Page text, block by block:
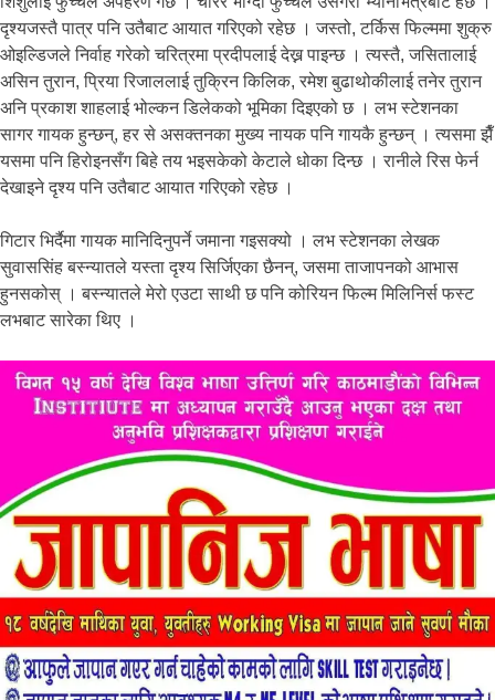
दृश्यजस्तै पात्र पनि उतैबाट आयात गरिएको रहेछ । जस्तो, टर्किस फिल्ममा शुक्रु
ओइल्डिजले निर्वाह गरेको चरित्रमा प्रदीपलाई देख्न पाइन्छ । त्यस्तै, जसितालाई
असिन तुरान, प्रिया रिजाललाई तुक्रिन किलिक, रमेश बुढाथोकीलाई तनेर तुरान
अनि प्रकाश शाहलाई भोल्कन डिलेकको भूमिका दिइएको छ । लभ स्टेशनका
सागर गायक हुन्छन्, हर से असक्तनका मुख्य नायक पनि गायकै हुन्छन् । त्यसमा झैँ
यसमा पनि हिरोइनसँग बिहे तय भइसकेको केटाले धोका दिन्छ । रानीले रिस फेर्न
देखाइने दृश्य पनि उतैबाट आयात गरिएको रहेछ ।
गिटार भिर्दैमा गायक मानिदिनुपर्ने जमाना गइसक्यो । लभ स्टेशनका लेखक
सुवाससिंह बस्न्यातले यस्ता दृश्य सिर्जिएका छैनन्, जसमा ताजापनको आभास
हुनसकोस् । बस्न्यातले मेरो एउटा साथी छ पनि कोरियन फिल्म मिलिनिर्स फस्ट
लभबाट सारेका थिए ।